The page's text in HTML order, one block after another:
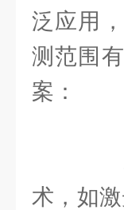
泛应用
测范围
案：
术，如